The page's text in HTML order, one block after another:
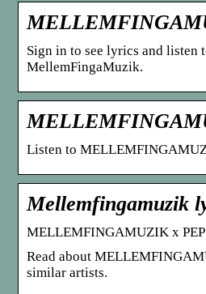
Sign in to see lyrics and
MellemFingaMuzik.
Listen to
Mellemfingamuzik
MELLEMFINGAMUZIK x
Read about
similar artists.